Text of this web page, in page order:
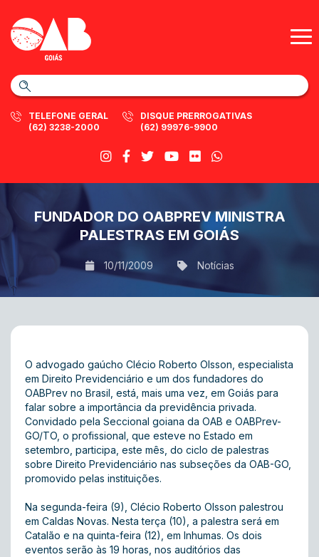
TELEFONE GERAL
(62) 3238-2000
DISQUE PRERROGATIVAS
(62) 99976-9900
FUNDADOR DO OABPREV MINISTRA
PALESTRAS EM GOIÁS
10/11/2009 Notícias
O advogado gaúcho Clécio Roberto Olsson, especialista
em Direito Previdenciário e um dos fundadores do
OABPrev no Brasil, está, mais uma vez, em Goiás para
falar sobre a importância da previdência privada.
Convidado pela Seccional goiana da OAB e OABPrev-
GO/TO, o profissional, que esteve no Estado em
setembro, participa, este mês, do ciclo de palestras
sobre Direito Previdenciário nas subseções da OAB-GO,
promovido pelas instituições.
Na segunda-feira (9), Clécio Roberto Olsson palestrou
em Caldas Novas. Nesta terça (10), a palestra será em
Catalão e na quinta-feira (12), em Inhumas. Os dois
eventos serão às 19 horas, nos auditórios das